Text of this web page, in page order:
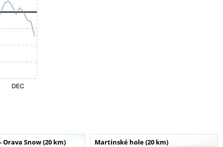
Orava Snow (20 km) Martinské hole (20 km)